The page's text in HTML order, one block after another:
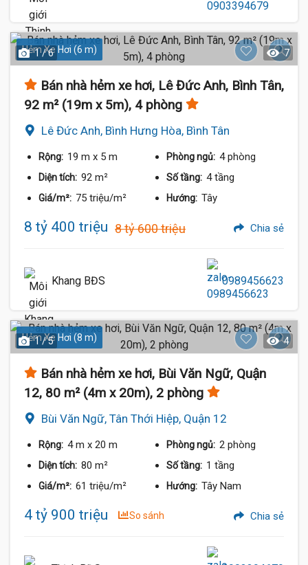
Hẻm Xe Hơi (6 m)
1 / 6 7
Bán nhà hẻm xe hơi, Lê Đức Anh, Bình Tân,
92 m² (19m x 5m), 4 phòng
Lê Đức Anh, Bình Hưng Hòa, Bình Tân
Rộng: 19 m x 5 m Phòng ngủ: 4 phòng
Diện tích: 92 m² Số tầng: 4 tầng
Giá/m²: 75 triệu/m² Hướng: Tây
8 tỷ 400 triệu 8 tỷ 600 triệu Chia sẻ
Khang BĐS 0989456623
Hẻm Xe Hơi (8 m)
1 / 5 4
Bán nhà hẻm xe hơi, Bùi Văn Ngữ, Quận
12, 80 m² (4m x 20m), 2 phòng
Bùi Văn Ngữ, Tân Thới Hiệp, Quận 12
Rộng: 4 m x 20 m Phòng ngủ: 2 phòng
Diện tích: 80 m² Số tầng: 1 tầng
Giá/m²: 61 triệu/m² Hướng: Tây Nam
4 tỷ 900 triệu So sánh Chia sẻ